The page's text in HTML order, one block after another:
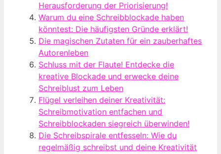
Herausforderung der Priorisierung!
Warum du eine Schreibblockade haben
könntest: Die häufigsten Gründe erklärt!
Die magischen Zutaten für ein zauberhaftes
Autorenleben
Schluss mit der Flaute! Entdecke die
kreative Blockade und erwecke deine
Schreiblust zum Leben
Flügel verleihen deiner Kreativität:
Schreibmotivation entfachen und
Schreibblockaden siegreich überwinden!
Die Schreibspirale entfesseln: Wie du
regelmäßig schreibst und deine Kreativität